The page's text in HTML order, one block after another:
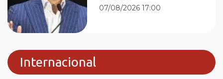
07/08/2026 17:00
Internacional